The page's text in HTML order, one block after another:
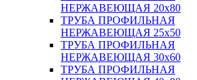
НЕРЖАВЕЮЩАЯ 20х80
ТРУБА ПРОФИЛЬНАЯ
НЕРЖАВЕЮЩАЯ 25х50
ТРУБА ПРОФИЛЬНАЯ
НЕРЖАВЕЮЩАЯ 30х60
ТРУБА ПРОФИЛЬНАЯ